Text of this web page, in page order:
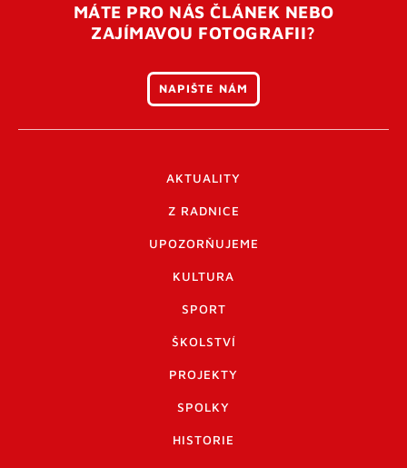
MÁTE PRO NÁS ČLÁNEK NEBO
ZAJÍMAVOU FOTOGRAFII?
NAPIŠTE NÁM
AKTUALITY
Z RADNICE
UPOZORŇUJEME
KULTURA
SPORT
ŠKOLSTVÍ
PROJEKTY
SPOLKY
HISTORIE